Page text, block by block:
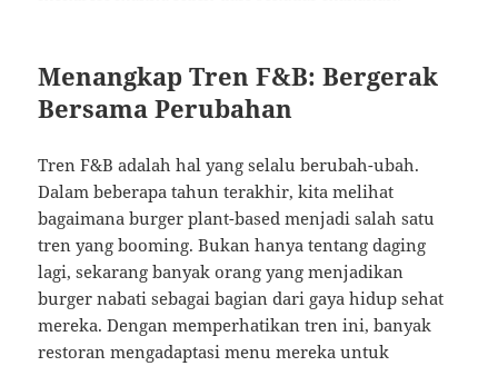
Menangkap Tren F&B: Bergerak
Bersama Perubahan
Tren F&B adalah hal yang selalu berubah-ubah.
Dalam beberapa tahun terakhir, kita melihat
bagaimana burger plant-based menjadi salah satu
tren yang booming. Bukan hanya tentang daging
lagi, sekarang banyak orang yang menjadikan
burger nabati sebagai bagian dari gaya hidup sehat
mereka. Dengan memperhatikan tren ini, banyak
restoran mengadaptasi menu mereka untuk